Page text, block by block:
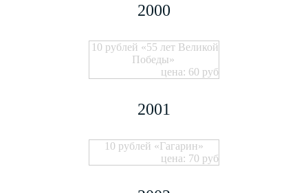
2000
10 рублей «55 лет Великой
Победы»
цена: 60 руб
2001
10 рублей «Гагарин»
цена: 70 руб